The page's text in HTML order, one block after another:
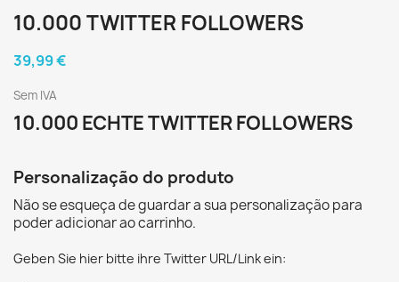
10.000 TWITTER FOLLOWERS
39,99 €
Sem IVA
10.000 ECHTE TWITTER FOLLOWERS
Personalização do produto
Não se esqueça de guardar a sua personalização para
poder adicionar ao carrinho.
Geben Sie hier bitte ihre Twitter URL/Link ein: